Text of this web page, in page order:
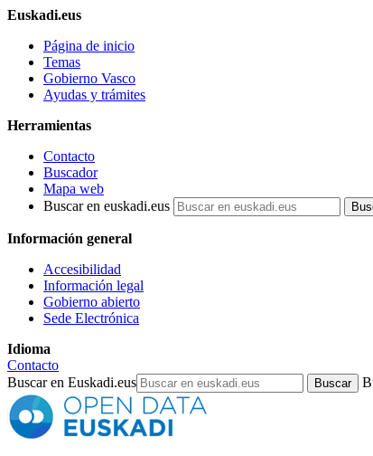
Euskadi.eus
Página de inicio
Temas
Gobierno Vasco
Ayudas y trámites
Herramientas
Contacto
Buscador
Mapa web
Buscar en euskadi.eus
Información general
Accesibilidad
Información legal
Gobierno abierto
Sede Electrónica
Idioma
Contacto
Buscar en Euskadi.eus